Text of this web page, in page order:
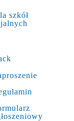
szkół